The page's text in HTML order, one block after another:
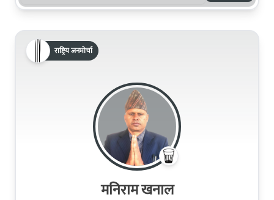
राष्ट्रिय जनमोर्चा
मनिराम खनाल